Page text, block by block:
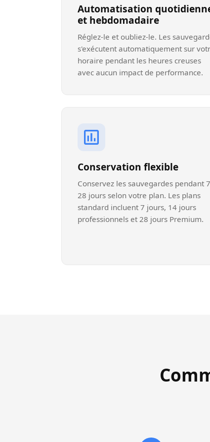
Automatisation
et hebdomadaire
Réglez-le et oubliez-le. Les
s'exécutent automatiquement sur
horaire pendant les heures creuses
avec aucun impact de performance.
Conservation flexible
Conservez les sauvegardes pendant
28 jours selon votre plan. Les plans
standard incluent 7 jours, 14 jours
professionnels et 28 jours Premium.